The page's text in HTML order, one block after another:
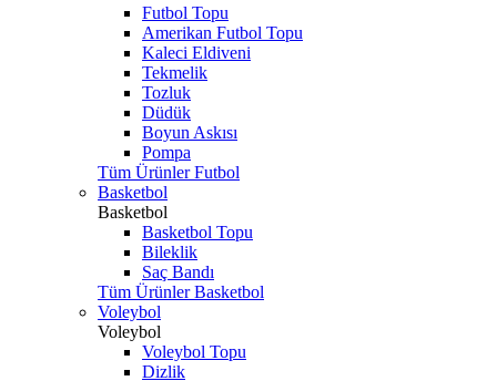
Futbol Topu
Amerikan Futbol Topu
Kaleci Eldiveni
Tekmelik
Tozluk
Düdük
Boyun Askısı
Pompa
Tüm Ürünler Futbol
Basketbol
Basketbol
Basketbol Topu
Bileklik
Saç Bandı
Tüm Ürünler Basketbol
Voleybol
Voleybol
Voleybol Topu
Dizlik